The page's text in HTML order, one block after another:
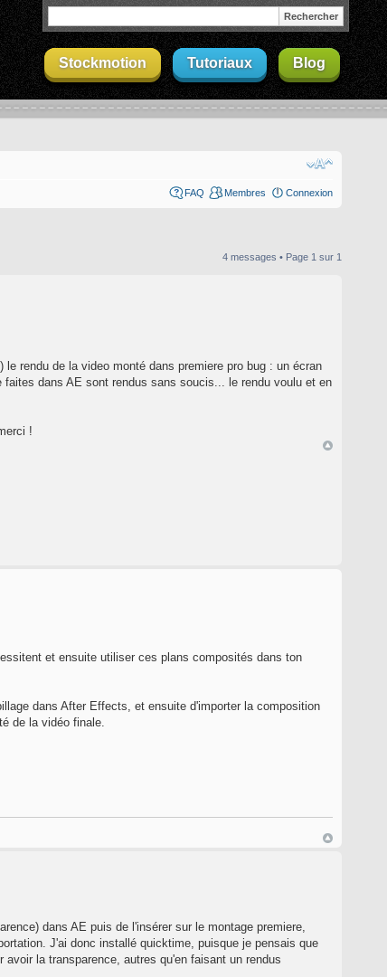
Stockmotion Tutoriaux Blog
FAQ Membres Connexion
4 messages • Page 1 sur 1
rendu de la video monté dans premiere pro bug : un écran
dans AE sont rendus sans soucis... le rendu voulu et en
!
et ensuite utiliser ces plans composités dans ton
dans After Effects, et ensuite d'importer la composition
de la vidéo finale.
dans AE puis de l'insérer sur le montage premiere,
J'ai donc installé quicktime, puisque je pensais que
la transparence, autres qu'en faisant un rendus